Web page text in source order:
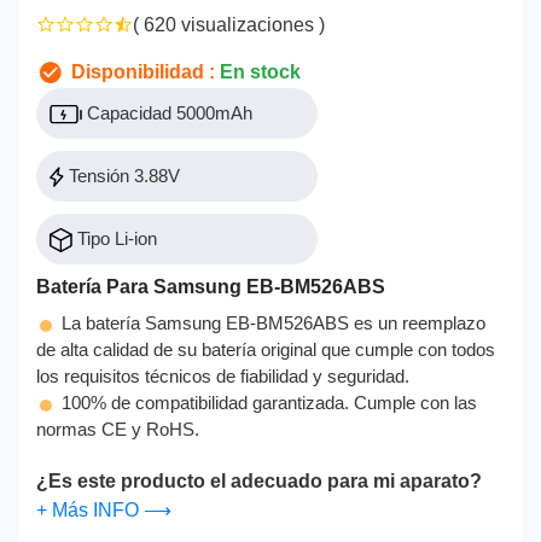
( 620 visualizaciones )
Disponibilidad : En stock
Capacidad 5000mAh
Tensión 3.88V
Tipo Li-ion
Batería Para Samsung EB-BM526ABS
La batería Samsung EB-BM526ABS es un reemplazo
de alta calidad de su batería original que cumple con todos
los requisitos técnicos de fiabilidad y seguridad.
100% de compatibilidad garantizada. Cumple con las
normas CE y RoHS.
¿Es este producto el adecuado para mi aparato?
+ Más INFO ⟶